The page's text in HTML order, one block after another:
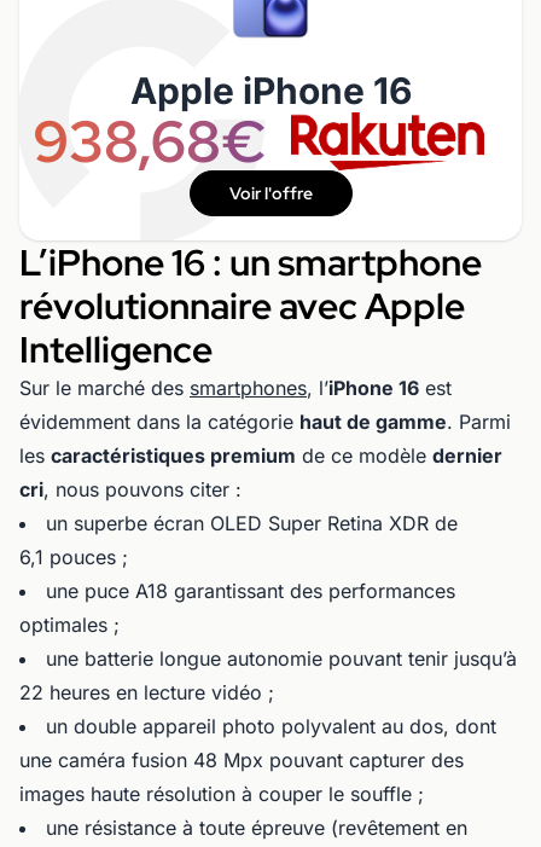
Apple iPhone 16
938,68€
Voir l'offre
L’iPhone 16 : un smartphone
révolutionnaire avec Apple
Intelligence
Sur le marché des smartphones, l’iPhone 16 est
évidemment dans la catégorie haut de gamme. Parmi
les caractéristiques premium de ce modèle dernier
cri, nous pouvons citer :
un superbe écran OLED Super Retina XDR de
6,1 pouces ;
une puce A18 garantissant des performances
optimales ;
une batterie longue autonomie pouvant tenir jusqu’à
22 heures en lecture vidéo ;
un double appareil photo polyvalent au dos, dont
une caméra fusion 48 Mpx pouvant capturer des
images haute résolution à couper le souffle ;
une résistance à toute épreuve (revêtement en